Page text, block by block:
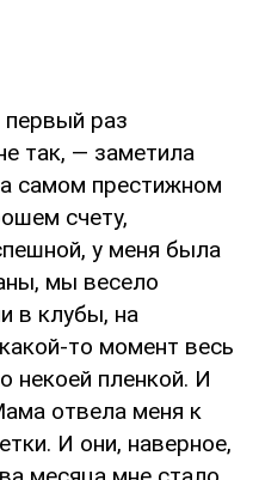
раз
так, — заметила
самом престижном
счету,
у меня была
мы весело
в клубы, на
то момент весь
некоей пленкой. И
отвела меня к
И они, наверное,